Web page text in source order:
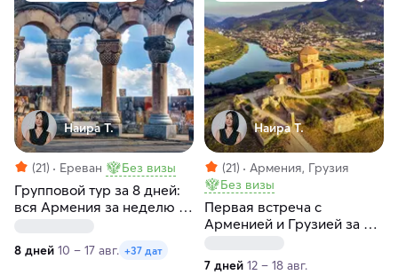
Наира Т.
(21) Ереван Без визы
Групповой тур за 8 дней:
вся Армения за неделю с
понедельникам
8 дней 10 – 17 авг. +37 дат
Наира Т.
(21)
Армения, Грузия
Без визы
Первая встреча с
Арменией и Грузией за 7
7 дней 12 – 18 авг.